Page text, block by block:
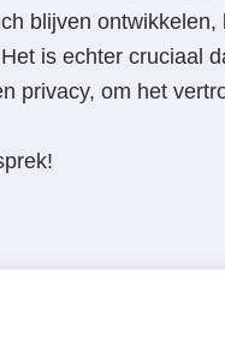
blijven
is echter cruciaal
privacy, om het